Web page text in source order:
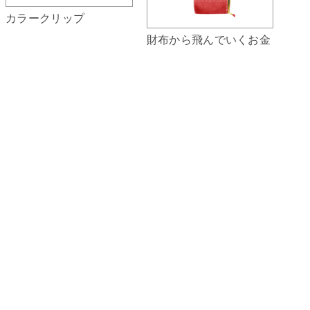
カラークリップ
財布から飛んでいくお金